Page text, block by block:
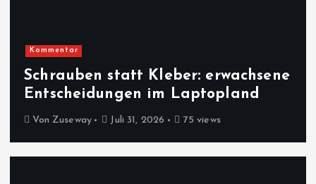
Kommentar
Schrauben statt Kleber: erwachsene
Entscheidungen im Laptopland
Von Zuseway Juli 31, 2026 75 views